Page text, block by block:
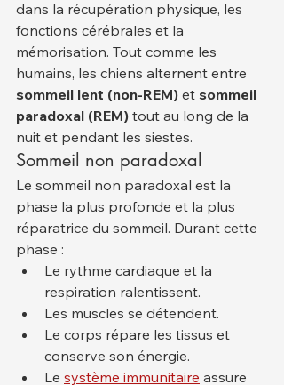
dans la récupération physique, les
fonctions cérébrales et la
mémorisation. Tout comme les
humains, les chiens alternent entre
sommeil lent (non-REM) et sommeil
paradoxal (REM) tout au long de la
nuit et pendant les siestes.
Sommeil non paradoxal
Le sommeil non paradoxal est la
phase la plus profonde et la plus
réparatrice du sommeil. Durant cette
phase :
Le rythme cardiaque et la
respiration ralentissent.
Les muscles se détendent.
Le corps répare les tissus et
conserve son énergie.
Le système immunitaire assure